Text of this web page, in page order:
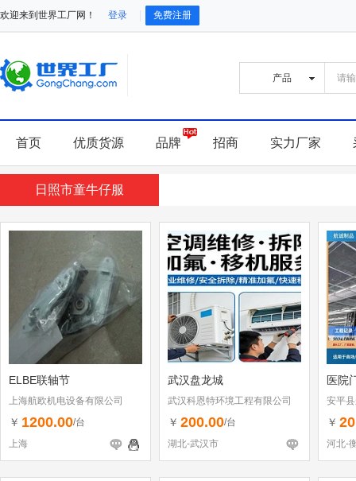
欢迎来到世界工厂网！ 登录 免费注册
首页 优质货源 品牌 招商 实力厂家
日照市童牛仔服
ELBE联轴节
上海航欧机电设备有限公司
￥ 1200.00/台
上海
武汉盘龙城
武汉科恩特环境工程有限公司
￥ 200.00/台
湖北-武汉市
医院
安平
￥
河北-